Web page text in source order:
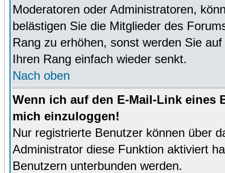
Moderatoren oder Administratoren,
belästigen Sie die Mitglieder des
Rang zu erhöhen, sonst werden Sie
Ihren Rang einfach wieder senkt.
Nach oben
Wenn ich auf den E-Mail-Link eines
mich einzuloggen!
Nur registrierte Benutzer können über
Administrator diese Funktion aktiviert
Benutzern unterbunden werden.